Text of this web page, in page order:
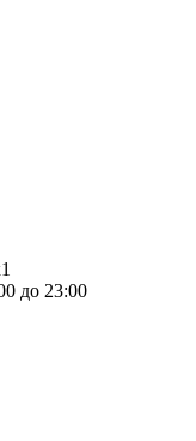
до 23:00